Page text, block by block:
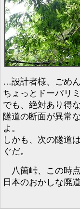
…設計者様、ごめん
ちょっとドーパリ
でも、絶対あり得
隧道の断面が異常
よ。
しかも、次の隧道
ぐだ。
八箇峠、この時
日本のおかしな廃